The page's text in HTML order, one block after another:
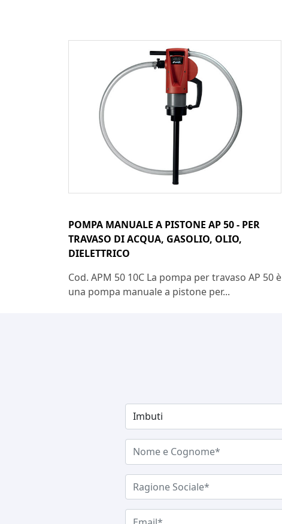
POMPA MANUALE A PISTONE AP 50 - PER
TRAVASO DI ACQUA, GASOLIO, OLIO,
DIELETTRICO
Cod. APM 50 10C La pompa per travaso AP 50 è
una pompa manuale a pistone per...